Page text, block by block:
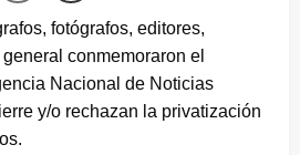
fotógrafos, editores,
conmemoraron el
Nacional de Noticias
y/o rechazan la privatización